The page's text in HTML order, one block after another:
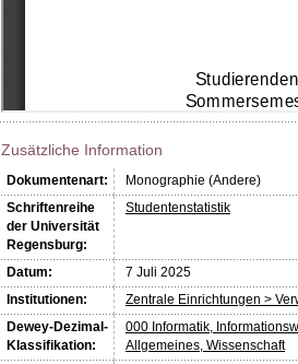
Zusätzliche Information
Dokumentenart:
Monographie (Andere)
Schriftenreihe
der Universität
Regensburg:
Studentenstatistik
Datum:
7 Juli 2025
Institutionen:
Zentrale Einrichtungen >
Dewey-Dezimal-
Klassifikation:
000 Informatik,
Allgemeines, Wissenschaft